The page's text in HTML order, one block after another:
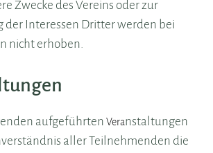
Zwecke des Vereins oder zur
der Interessen Dritter werden bei
nicht erhoben.
aufgeführtenVeranstaltungen
aller Teilnehmenden die